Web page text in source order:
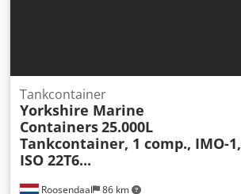
Roosendaal 86 km
Tankcontainer
Yorkshire Marine
Containers25.000L
Tankcontainer, 1 comp., IMO-1,
ISO 22T6...